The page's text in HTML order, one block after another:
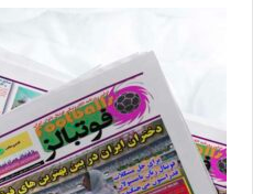
◾️فوتبالز را
footballs.women@
برچسب ها پروانه کران خسروی
فوتبال بانوان
فوتبال زنان